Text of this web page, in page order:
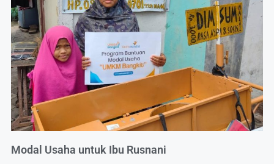
Modal Usaha untuk Ibu Rusnani